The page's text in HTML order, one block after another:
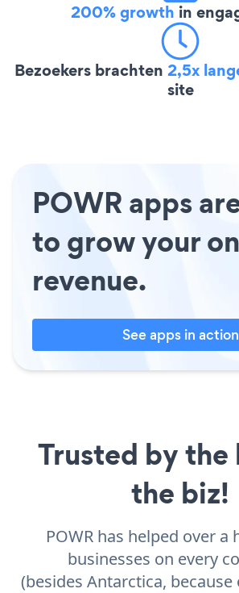
200% growth in
Bezoekers brachten 2,5x
site
POWR apps
to grow your
revenue.
See apps in action
Trusted by the
the biz!
POWR has helped over a
businesses on every
(besides Antarctica,